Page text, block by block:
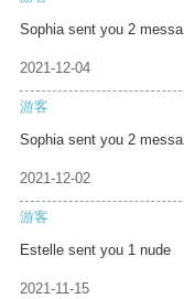
Sophia sent you 2 messa
2021-12-04
游客
Sophia sent you 2 messa
2021-12-02
游客
Estelle sent you 1 nude
2021-11-15